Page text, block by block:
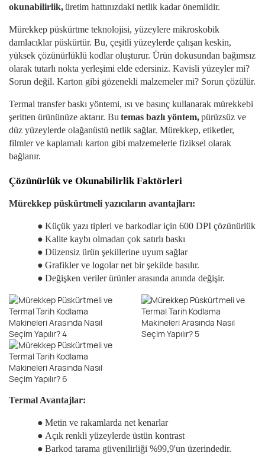
okunabilirlik,üretim hattınızdaki netlik kadar önemlidir.
Mürekkep püskürtme teknolojisi, yüzeylere mikroskobik
damlacıklar püskürtür. Bu, çeşitli yüzeylerde çalışan keskin,
yüksek çözünürlüklü kodlar oluşturur. Ürün dokusundan bağımsız
olarak tutarlı nokta yerleşimi elde edersiniz. Kavisli yüzeyler mi?
Sorun değil. Karton gibi gözenekli malzemeler mi? Sorun çözülür.
Termal transfer baskı yöntemi, ısı ve basınç kullanarak mürekkebi
şeritten ürününüze aktarır. Bu temas bazlı yöntem,pürüzsüz ve
düz yüzeylerde olağanüstü netlik sağlar. Mürekkep, etiketler,
filmler ve kaplamalı karton gibi malzemelerle fiziksel olarak
bağlanır.
Çözünürlük ve Okunabilirlik Faktörleri
Mürekkep püskürtmeli yazıcıların avantajları:
● Küçük yazı tipleri ve barkodlar için 600 DPI çözünürlük
● Kalite kaybı olmadan çok satırlı baskı
● Düzensiz ürün şekillerine uyum sağlar
● Grafikler ve logolar net bir şekilde basılır.
● Değişken veriler ürünler arasında anında değişir.
Termal Avantajlar:
● Metin ve rakamlarda net kenarlar
● Açık renkli yüzeylerde üstün kontrast
● Barkod tarama güvenilirliği %99,9'un üzerindedir.